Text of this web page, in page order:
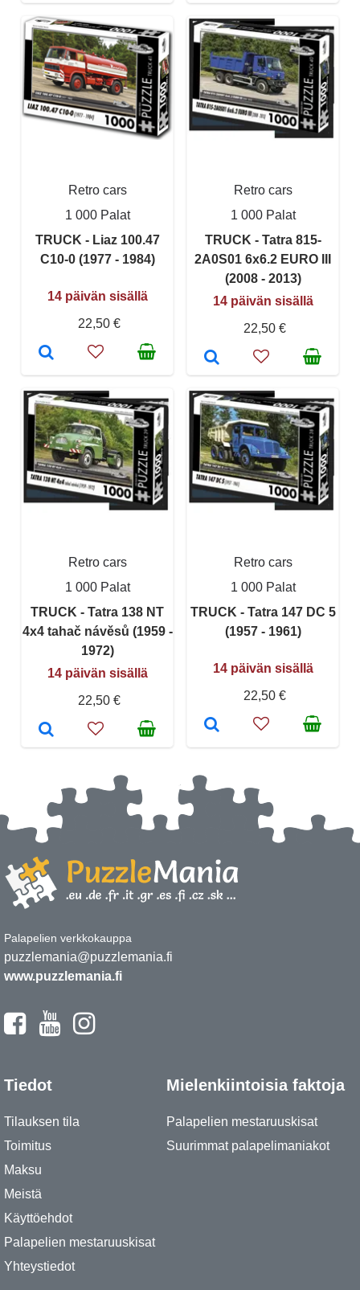
Retro cars
1 000 Palat
TRUCK - Liaz 100.47
C10-0 (1977 - 1984)
14 päivän sisällä
22,50 €
Retro cars
1 000 Palat
TRUCK - Tatra 815-
2A0S01 6x6.2 EURO III
(2008 - 2013)
14 päivän sisällä
22,50 €
Retro cars
1 000 Palat
TRUCK - Tatra 138 NT
4x4 tahač návěsů (1959 -
1972)
14 päivän sisällä
22,50 €
Retro cars
1 000 Palat
TRUCK - Tatra 147 DC 5
(1957 - 1961)
14 päivän sisällä
22,50 €
Palapelien verkkokauppa
puzzlemania@puzzlemania.fi
www.puzzlemania.fi
Tiedot
Tilauksen tila
Toimitus
Maksu
Meistä
Käyttöehdot
Palapelien mestaruuskisat
Yhteystiedot
Mielenkiintoisia faktoja
Palapelien mestaruuskisat
Suurimmat palapelimaniakot